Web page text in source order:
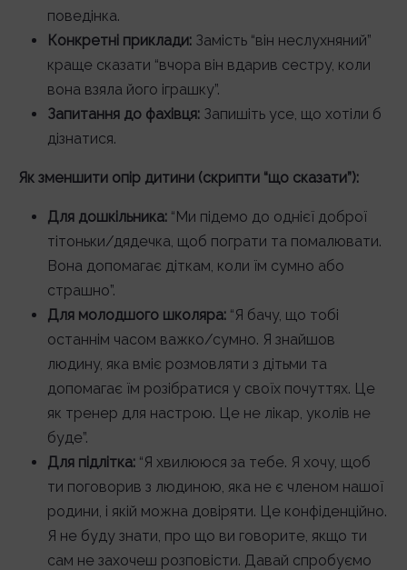
поведінка.
Конкретні приклади: Замість “він неслухняний”
краще сказати “вчора він вдарив сестру, коли
вона взяла його іграшку”.
Запитання до фахівця: Запишіть усе, що хотіли б
дізнатися.
Як зменшити опір дитини (скрипти “що сказати”):
Для дошкільника: “Ми підемо до однієї доброї
тітоньки/дядечка, щоб пограти та помалювати.
Вона допомагає діткам, коли їм сумно або
страшно”.
Для молодшого школяра: “Я бачу, що тобі
останнім часом важко/сумно. Я знайшов
людину, яка вміє розмовляти з дітьми та
допомагає їм розібратися у своїх почуттях. Це
як тренер для настрою. Це не лікар, уколів не
буде”.
Для підлітка: “Я хвилююся за тебе. Я хочу, щоб
ти поговорив з людиною, яка не є членом нашої
родини, і якій можна довіряти. Це конфіденційно.
Я не буду знати, про що ви говорите, якщо ти
сам не захочеш розповісти. Давай спробуємо